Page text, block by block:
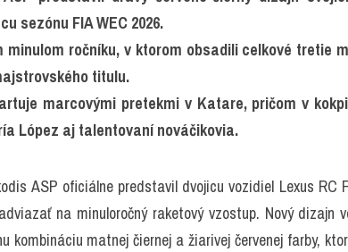
sezónu FIA WEC 2026.
minulom ročníku, v ktorom obsadili celkové tretie
titulu.
marcovými pretekmi v Katare, pričom v
López aj talentovaní nováčikovia.
ASP oficiálne predstavil dvojicu vozidiel Lexus RC
na minuloročný raketový vzostup. Nový
kombináciu matnej čiernej a žiarivej červenej farby,